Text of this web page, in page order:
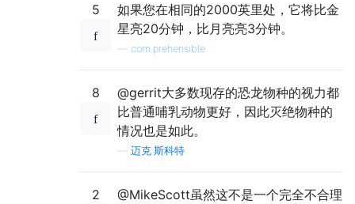
5
如果您在相同的2000英里处，它将比金
星亮20分钟，比月亮亮3分钟。
com.prehensible
8
@gerrit大多数现存的恐龙物种的视力都
比普通哺乳动物更好，因此灭绝物种的
情况也是如此。
迈克·斯科特
2
@MikeScott虽然这不是一个完全不合理